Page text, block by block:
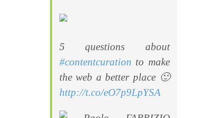
5 questions about
#contentcuration to make
the web a better place 🙂
http://t.co/eO7p9LpYSA